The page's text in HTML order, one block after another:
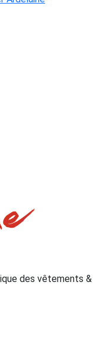
des vêtements